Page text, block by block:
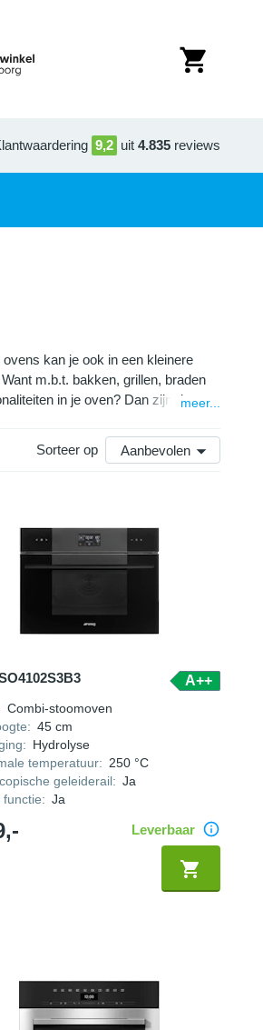
9,2 uit 4.835 reviews
kan je ook in een kleinere
m.b.t. bakken, grillen, braden
in je oven? Dan zijn de
Smeg ovens 45 cm
meer...
Sorteer op Aanbevolen
A++
Combi-stoomoven
: 45 cm
: Hydrolyse
temperatuur: 250 °C
geleiderail: Ja
functie: Ja
Leverbaar